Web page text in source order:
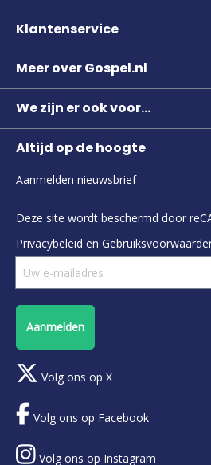
Klantenservice
Meer over Gospel.nl
We zijn er ook voor...
Altijd op de hoogte
Aanmelden nieuwsbrief
Deze site wordt beschermd door
Privacybeleid en
Aanmelden
Volg ons op X
Volg ons op Facebook
Volg ons op Instagram